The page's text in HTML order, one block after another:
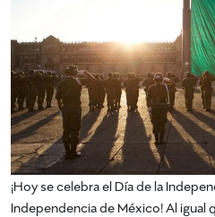
¡Hoy se celebra el Día de la
Independencia de México! Al igual